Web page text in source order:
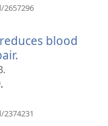
blood